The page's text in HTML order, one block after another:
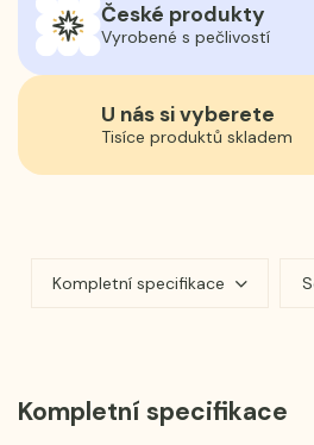
České produkty
Vyrobené s pečlivostí
U nás si vyberete
Tisíce produktů skladem
Kompletní specifikace
Kompletní specifikace